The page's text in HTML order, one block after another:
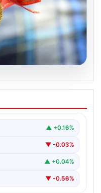
2026: Altın
çeyrek,
▲ +0.16%
▼ -0.03%
▲ +0.04%
▼ -0.56%